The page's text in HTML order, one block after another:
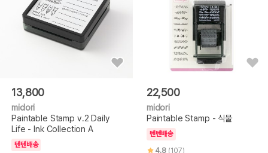
13,800
midori
Paintable Stamp v.2 Daily
Life - Ink Collection A
텐텐배송
22,500
midori
Paintable Stamp - 식물
텐텐배송
4.8 (107)